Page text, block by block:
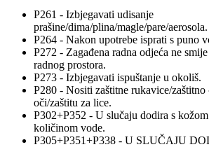
P261 - Izbjegavati udisanje
prašine/dima/plina/magle/pare/aerosola.
P264 - Nakon upotrebe isprati s puno
P272 - Zagađena radna odjeća ne
radnog prostora.
P273 - Izbjegavati ispuštanje u okoliš.
P280 - Nositi zaštitne rukavice/zaštitno
oči/zaštitu za lice.
P302+P352 - U slučaju dodira s
količinom vode.
P305+P351+P338 - U SLUČAJU